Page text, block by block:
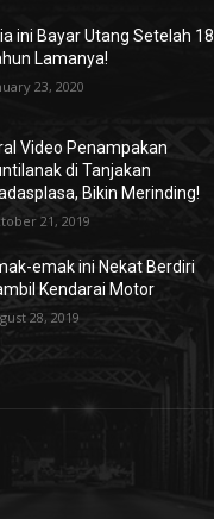
ini Bayar Utang Setelah 18
Lamanya!
23, 2020
Video Penampakan
di Tanjakan
Bikin Merinding!
21, 2019
emak ini Nekat Berdiri
Kendarai Motor
28, 2019